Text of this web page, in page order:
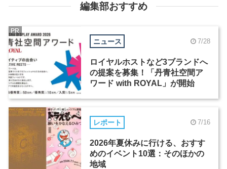
編集部おすすめ
ニュース 7/28
ロイヤルホストなど3ブランドへ
の提案を募集！「丹青社空間ア
ワード with ROYAL」が開始
PR
レポート 7/16
2026年夏休みに行ける、おすす
めのイベント10選：そのほかの
地域